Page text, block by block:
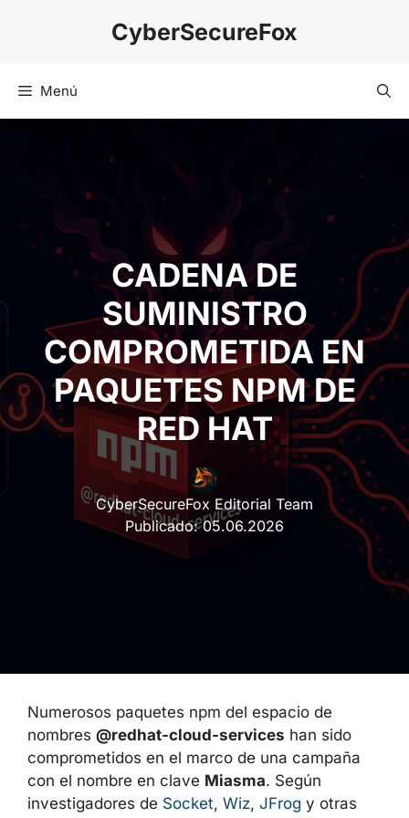
CyberSecureFox
Menú
CADENA DE
SUMINISTRO
COMPROMETIDA EN
PAQUETES NPM DE
RED HAT
CyberSecureFox Editorial Team
Publicado:05.06.2026
Numerosos paquetes npm del espacio de
nombres @redhat-cloud-services han sido
comprometidos en el marco de una campaña
con el nombre en clave Miasma. Según
investigadores de Socket, Wiz, JFrog y otras